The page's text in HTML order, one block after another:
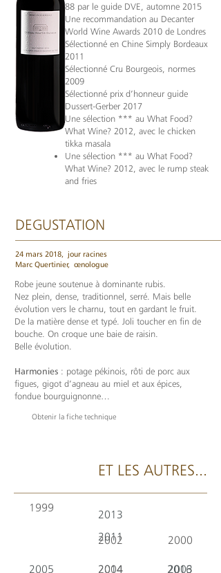
88 par le guide DVE, automne 2015
Une recommandation au Decanter
World Wine Awards 2010 de Londres
Sélectionné en Chine Simply Bordeaux
2011
Sélectionné Cru Bourgeois, normes
2009
Sélectionné prix d’honneur guide
Dussert-Gerber 2017
Une sélection *** au What Food?
What Wine? 2012, avec le chicken
tikka masala
Une sélection *** au What Food?
What Wine? 2012, avec le rump steak
and fries
DEGUSTATION
24 mars 2018, jour racines
Marc Quertinier, œnologue
Robe jeune soutenue à dominante rubis.
Nez plein, dense, traditionnel, serré. Mais belle
évolution vers le charnu, tout en gardant le fruit.
De la matière dense et typé. Joli toucher en fin de
bouche. On croque une baie de raisin.
Belle évolution.
Harmonies : potage pékinois, rôti de porc aux
figues, gigot d’agneau au miel et aux épices,
fondue bourguignonne…
Obtenir la fiche technique
ET LES AUTRES...
1999
2011 2000
2013
2002
2014 2003
2004 2016
2005